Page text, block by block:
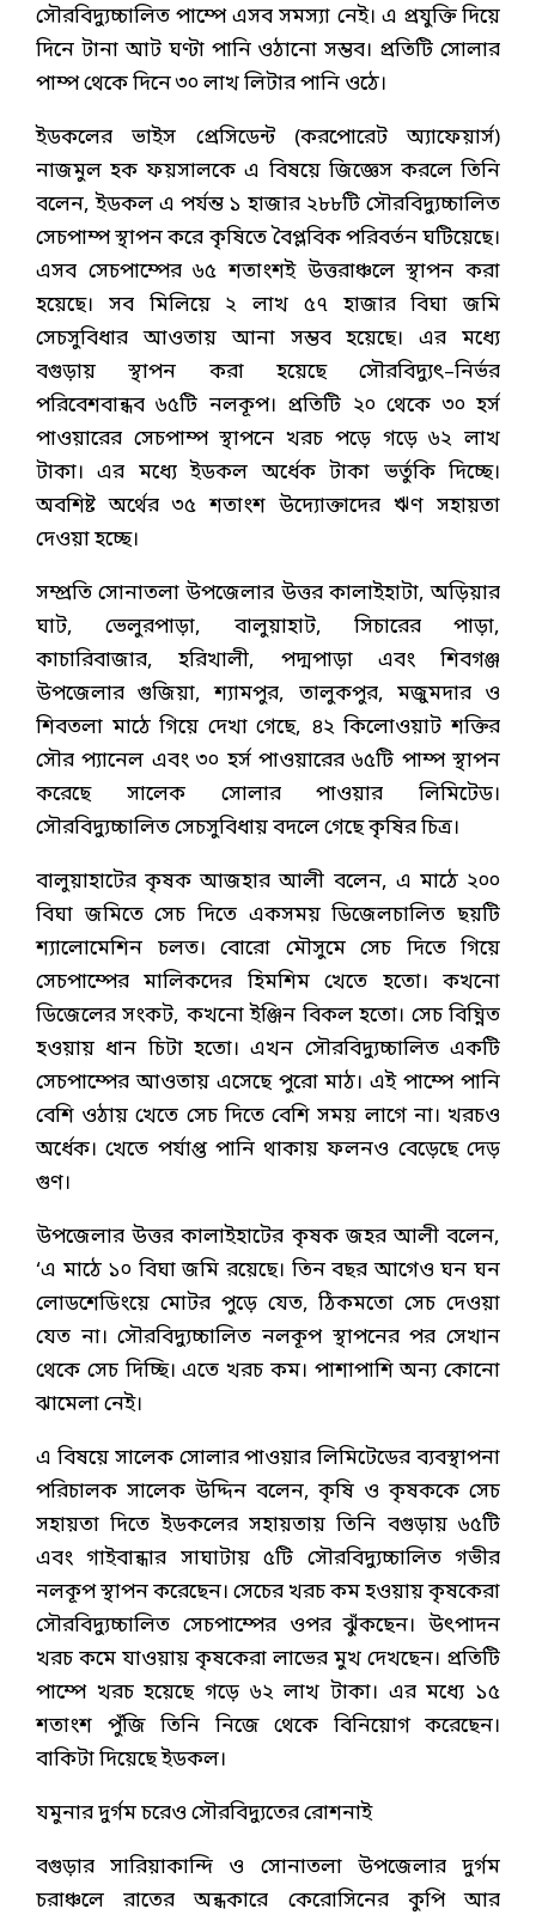
সৌরবিদ্যুচ্চালিত পাম্পে এসব সমস্যা নেই। এ প্রযুক্তি দিয়ে
দিনে টানা আট ঘণ্টা পানি ওঠানো সম্ভব। প্রতিটি সোলার
পাম্প থেকে দিনে ৩০ লাখ লিটার পানি ওঠে।
ইডকলের ভাইস প্রেসিডেন্ট (করপোরেট অ্যাফেয়ার্স)
নাজমুল হক ফয়সালকে এ বিষয়ে জিজ্ঞেস করলে তিনি
বলেন, ইডকল এ পর্যন্ত ১ হাজার ২৮৮টি সৌরবিদ্যুচ্চালিত
সেচপাম্প স্থাপন করে কৃষিতে বৈপ্লবিক পরিবর্তন ঘটিয়েছে।
এসব সেচপাম্পের ৬৫ শতাংশই উত্তরাঞ্চলে স্থাপন করা
হয়েছে। সব মিলিয়ে ২ লাখ ৫৭ হাজার বিঘা জমি
সেচসুবিধার আওতায় আনা সম্ভব হয়েছে। এর মধ্যে
বগুড়ায় স্থাপন করা হয়েছে সৌরবিদ্যুৎ–নির্ভর
পরিবেশবান্ধব ৬৫টি নলকূপ। প্রতিটি ২০ থেকে ৩০ হর্স
পাওয়ারের সেচপাম্প স্থাপনে খরচ পড়ে গড়ে ৬২ লাখ
টাকা। এর মধ্যে ইডকল অর্ধেক টাকা ভর্তুকি দিচ্ছে।
অবশিষ্ট অর্থের ৩৫ শতাংশ উদ্যোক্তাদের ঋণ সহায়তা
দেওয়া হচ্ছে।
সম্প্রতি সোনাতলা উপজেলার উত্তর কালাইহাটা, অড়িয়ার
ঘাট, ভেলুরপাড়া, বালুয়াহাট, সিচারের পাড়া,
কাচারিবাজার, হরিখালী, পদ্মপাড়া এবং শিবগঞ্জ
উপজেলার গুজিয়া, শ্যামপুর, তালুকপুর, মজুমদার ও
শিবতলা মাঠে গিয়ে দেখা গেছে, ৪২ কিলোওয়াট শক্তির
সৌর প্যানেল এবং ৩০ হর্স পাওয়ারের ৬৫টি পাম্প স্থাপন
করেছে সালেক সোলার পাওয়ার লিমিটেড।
সৌরবিদ্যুচ্চালিত সেচসুবিধায় বদলে গেছে কৃষির চিত্র।
বালুয়াহাটের কৃষক আজহার আলী বলেন, এ মাঠে ২০০
বিঘা জমিতে সেচ দিতে একসময় ডিজেলচালিত ছয়টি
শ্যালোমেশিন চলত। বোরো মৌসুমে সেচ দিতে গিয়ে
সেচপাম্পের মালিকদের হিমশিম খেতে হতো। কখনো
ডিজেলের সংকট, কখনো ইঞ্জিন বিকল হতো। সেচ বিঘ্নিত
হওয়ায় ধান চিটা হতো। এখন সৌরবিদ্যুচ্চালিত একটি
সেচপাম্পের আওতায় এসেছে পুরো মাঠ। এই পাম্পে পানি
বেশি ওঠায় খেতে সেচ দিতে বেশি সময় লাগে না। খরচও
অর্ধেক। খেতে পর্যাপ্ত পানি থাকায় ফলনও বেড়েছে দেড়
গুণ।
উপজেলার উত্তর কালাইহাটের কৃষক জহর আলী বলেন,
‘এ মাঠে ১০ বিঘা জমি রয়েছে। তিন বছর আগেও ঘন ঘন
লোডশেডিংয়ে মোটর পুড়ে যেত, ঠিকমতো সেচ দেওয়া
যেত না। সৌরবিদ্যুচ্চালিত নলকূপ স্থাপনের পর সেখান
থেকে সেচ দিচ্ছি। এতে খরচ কম। পাশাপাশি অন্য কোনো
ঝামেলা নেই।
এ বিষয়ে সালেক সোলার পাওয়ার লিমিটেডের ব্যবস্থাপনা
পরিচালক সালেক উদ্দিন বলেন, কৃষি ও কৃষককে সেচ
সহায়তা দিতে ইডকলের সহায়তায় তিনি বগুড়ায় ৬৫টি
এবং গাইবান্ধার সাঘাটায় ৫টি সৌরবিদ্যুচ্চালিত গভীর
নলকূপ স্থাপন করেছেন। সেচের খরচ কম হওয়ায় কৃষকেরা
সৌরবিদ্যুচ্চালিত সেচপাম্পের ওপর ঝুঁকছেন। উৎপাদন
খরচ কমে যাওয়ায় কৃষকেরা লাভের মুখ দেখছেন। প্রতিটি
পাম্পে খরচ হয়েছে গড়ে ৬২ লাখ টাকা। এর মধ্যে ১৫
শতাংশ পুঁজি তিনি নিজে থেকে বিনিয়োগ করেছেন।
বাকিটা দিয়েছে ইডকল।
যমুনার দুর্গম চরেও সৌরবিদ্যুতের রোশনাই
বগুড়ার সারিয়াকান্দি ও সোনাতলা উপজেলার দুর্গম
চরাঞ্চলে রাতের অন্ধকারে কেরোসিনের কুপি আর